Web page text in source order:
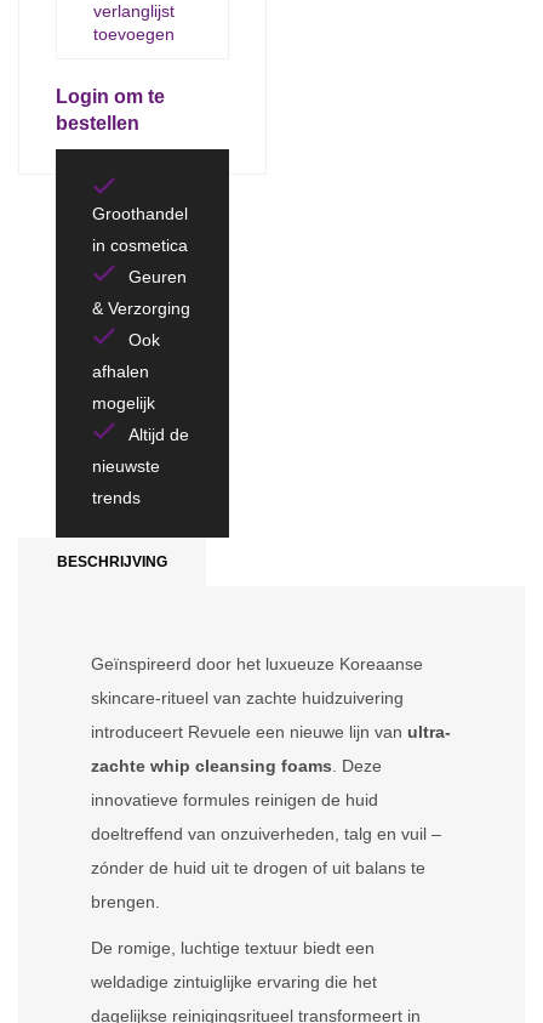
verlanglijst
toevoegen
Login om te
bestellen
Groothandel
in cosmetica
Geuren
& Verzorging
Ook
afhalen
mogelijk
Altijd de
nieuwste
trends
BESCHRIJVING
Geïnspireerd door het luxueuze Koreaanse
skincare-ritueel van zachte huidzuivering
introduceert Revuele een nieuwe lijn van ultra-
zachte whip cleansing foams . Deze
innovatieve formules reinigen de huid
doeltreffend van onzuiverheden, talg en vuil –
zónder de huid uit te drogen of uit balans te
brengen.
De romige, luchtige textuur biedt een
weldadige zintuiglijke ervaring die het
dagelijkse reinigingsritueel transformeert in